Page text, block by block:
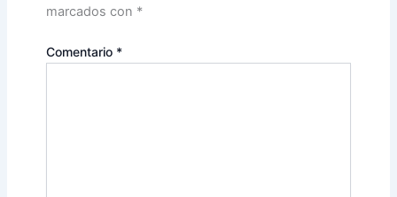
marcados con *
Comentario *